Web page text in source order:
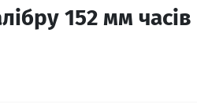
152 мм часів